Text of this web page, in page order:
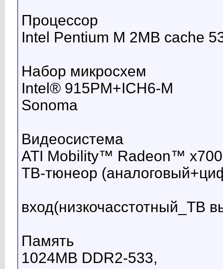
Процессор
Intel Pentium M 2MB cache
Набор микросхем
Intel® 915PM+ICH6-M
Sonoma
Видеосистема
ATI Mobility™ Radeon™
ТВ-тюнеор
вход(низкочасстотный_ТВ
Память
1024MB DDR2-533,